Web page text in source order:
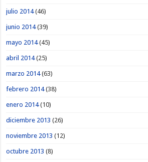
julio 2014(46)
junio 2014(39)
mayo 2014(45)
abril 2014(25)
marzo 2014(63)
febrero 2014(38)
enero 2014(10)
diciembre 2013 (26)
noviembre 2013 (12)
octubre 2013 (8)